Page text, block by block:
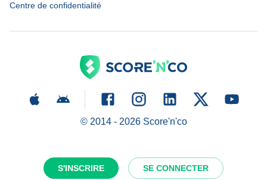
S'INSCRIRE SE CONNECTER
Centre de confidentialité
© 2014 - 2026Score'n'co